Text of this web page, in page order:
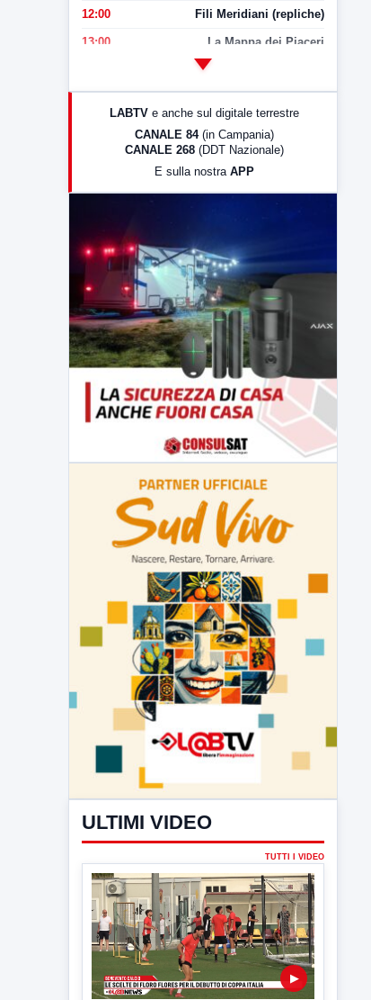
12:00 Fili Meridiani (repliche)
13:00 La Mappa dei Piaceri
LabNews (Diretta)
LABTV e anche sul digitale terrestre
CANALE 84 (in Campania)
CANALE 268 (DDT Nazionale)
E sulla nostra APP
ULTIMI VIDEO
TUTTI I VIDEO
▶